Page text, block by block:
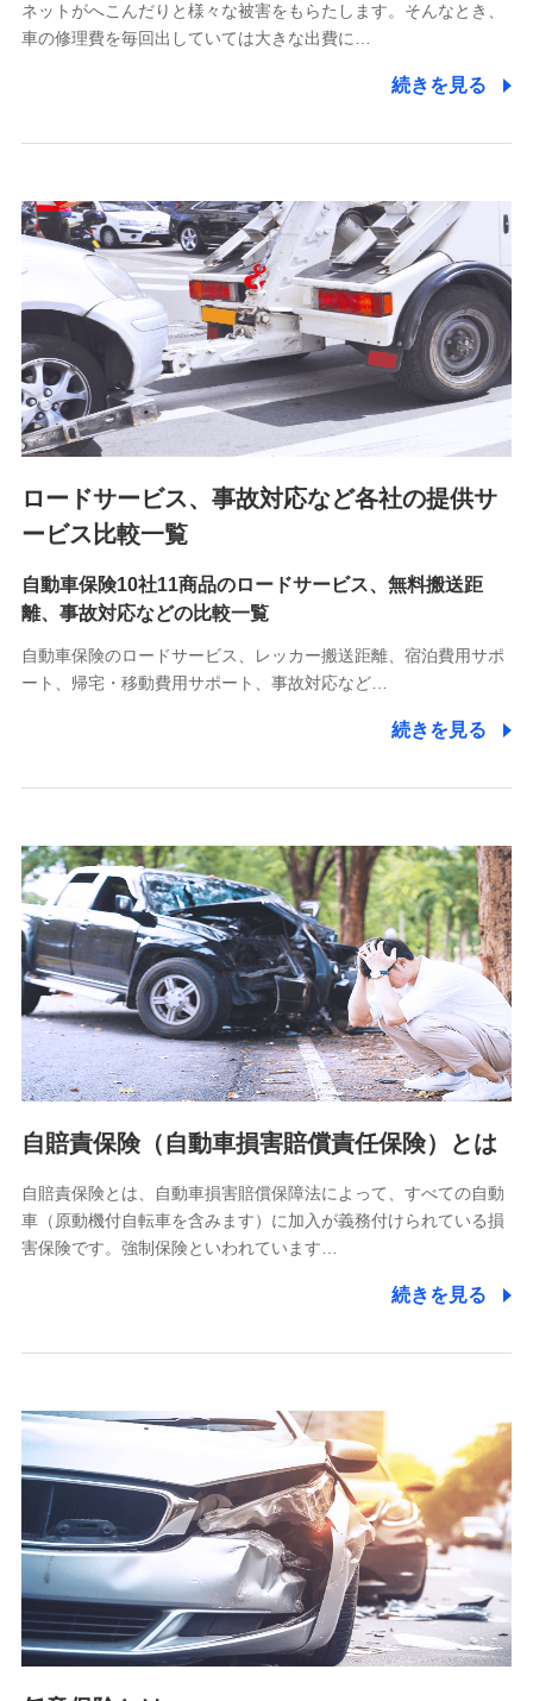
5.通話録音にて取得する情報
7.社員（従業者）の個人情報
人事･勤怠･健康・労務等の管理、給与支給、福利厚生・採用
退職関連処理等の各種手続きのため、当社と従業員または従
業員同士の連絡のため
8.取引先個人情報
取引先としての選定業務、営業情報の提供業務、契約締結手
続き業務、取引管理業務、およびこれらに準ずる業務の遂行
のため
9.お問い合わせ情報
各種お問い合わせに対応するため
10.受託業務の 個人情報
受託業務の遂行およびこれらに準ずる業務の遂行のため
11.マイカー通勤管理クラウド並びに法人向けASPサー
をお送りするため
分析するため
当社の対応品質向上やお問い合わせ内容の正確な把握のため
個人情報保護管理者の職名、連絡先
株式会社ドコモ・インシュアランス 営業部長
〒103-0013 東京都中央区日本橋人形町2-14-10 アーバン
ネット日本橋ビル 3F
株式会社ドコモ・インシュアランス
個人情報の第三者提供について
除き、第三者に提供いたしません。
業務の委託
当社は利用目的の達成に必要な範囲内において個人情報の取
【共同して利用される利用データの項目】
当社又は株式会社NTTドコモがサービス提供等を通じて取得
した、以下の情報などの個人データ
基本情報
氏名、電話番号、メールアドレス、お客さまの識別子、
属性、連絡先、dポイントサービスのご利用に関する情
報。例として、dポイントカード番号、性別、年齢、家族
構成、住所、dポイント残高、dポイント利用履歴などが
含まれます。
ネットがへこんだりと様々な被害をもらたします。そんなとき、
車の修理費を毎回出していては大きな出費に…
続きを見る
ロードサービス、事故対応など各社の提供サ
ービス比較一覧
自動車保険10社11商品のロードサービス、無料搬送距
離、事故対応などの比較一覧
自動車保険のロードサービス、レッカー搬送距離、宿泊費用サポ
ート、帰宅・移動費用サポート、事故対応など…
続きを見る
自賠責保険（自動車損害賠償責任保険）とは
自賠責保険とは、自動車損害賠償保障法によって、すべての自動
車（原動機付自転車を含みます）に加入が義務付けられている損
害保険です。強制保険といわれています…
続きを見る